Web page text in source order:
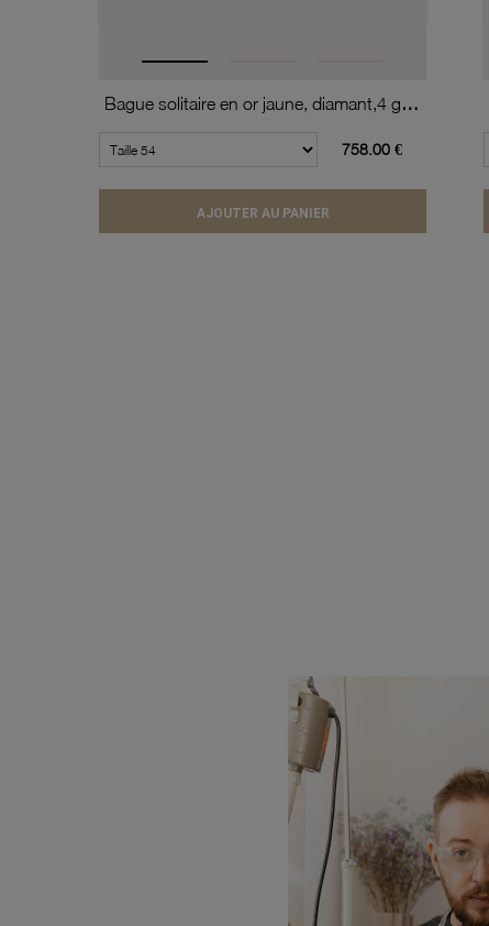
Bague solitaire en or jaune, diamant,4 griffes
758.00 €
AJOUTER AU PANIER